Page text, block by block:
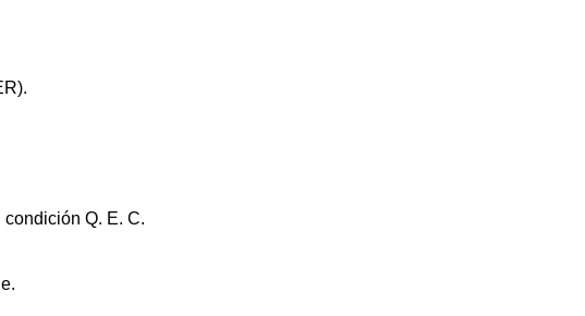
Q. E. C.